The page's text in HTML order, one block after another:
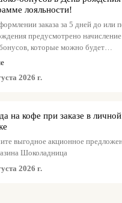
лояльности!
заказа за 5 дней до или
предусмотрено
которые можно будет
для оплаты до 50% от
рождения при регистрации в
2026 г.
на кофе при заказе в личной
выгодное акционное
Шоколадница
2026 г.